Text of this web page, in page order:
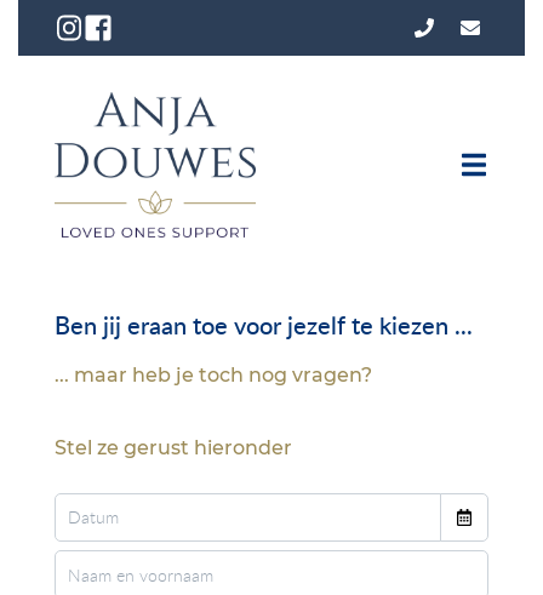
Ben jij eraan toe voor jezelf te kiezen ...
... maar heb je toch nog vragen?
Stel ze gerust hieronder